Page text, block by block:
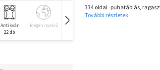
Antikvár
22 db
Idegen nyelvű Hangoskönyv
334 oldal･puhatáblás,
További részletek